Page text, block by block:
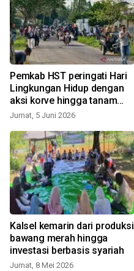
Pemkab HST peringati Hari
Lingkungan Hidup dengan
aksi korve hingga tanam
pohon
Jumat, 5 Juni 2026
Kalsel kemarin dari produksi
bawang merah hingga
investasi berbasis syariah
Jumat, 8 Mei 2026